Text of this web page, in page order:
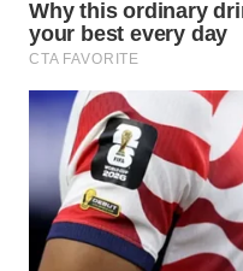
WAHANA
SPORT
WAHANA
UMKM
WAHANA
SELEB